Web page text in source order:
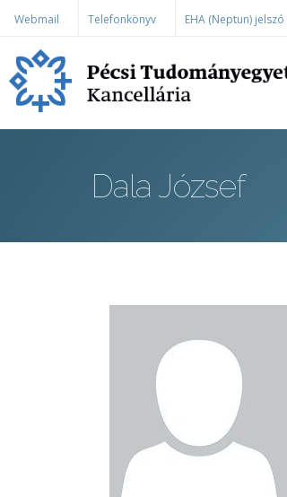
Ugrás a tartalomra
Webmail Telefonkönyv EHA (Neptun)
Dala József